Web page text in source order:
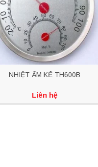
NHIỆT ẨM KẾ TH600B
Liên hệ